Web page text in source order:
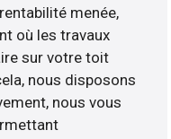
menée,
où les travaux
sur votre toit
nous disposons
nous vous